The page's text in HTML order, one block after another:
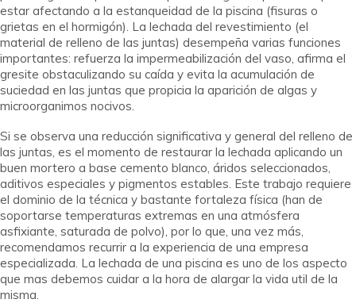
estar afectando a la estanqueidad de la piscina (fisuras o
grietas en el hormigón). La lechada del revestimiento (el
material de relleno de las juntas) desempeña varias funciones
importantes: refuerza la impermeabilización del vaso, afirma el
gresite obstaculizando su caída y evita la acumulación de
suciedad en las juntas que propicia la aparición de algas y
microorganimos nocivos.
Si se observa una reducción significativa y general del relleno de
las juntas, es el momento de restaurar la lechada aplicando un
buen mortero a base cemento blanco, áridos seleccionados,
aditivos especiales y pigmentos estables. Este trabajo requiere
el dominio de la técnica y bastante fortaleza física (han de
soportarse temperaturas extremas en una atmósfera
asfixiante, saturada de polvo), por lo que, una vez más,
recomendamos recurrir a la experiencia de una empresa
especializada. La lechada de una piscina es uno de los aspecto
que mas debemos cuidar a la hora de alargar la vida util de la
misma.